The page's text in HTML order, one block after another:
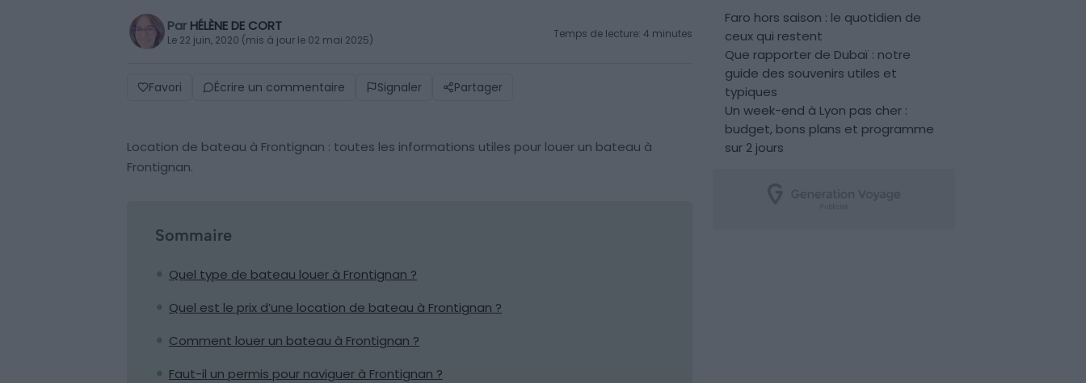
Par HÉLÈNE DE CORT
Le 22 juin, 2020 (mis à jour le 02 mai 2025) Temps de lecture: 4 minutes
Favori Écrire un commentaire Signaler Partager
Location de bateau à Frontignan : toutes les informations utiles pour louer un bateau à
Frontignan.
Sommaire
Quel type de bateau louer à Frontignan ?
Quel est le prix d’une location de bateau à Frontignan ?
Comment louer un bateau à Frontignan ?
Faut-il un permis pour naviguer à Frontignan ?
Faro hors saison : le quotidien de
ceux qui restent
Que rapporter de Dubaï : notre
guide des souvenirs utiles et
typiques
Un week-end à Lyon pas cher :
budget, bons plans et programme
sur 2 jours